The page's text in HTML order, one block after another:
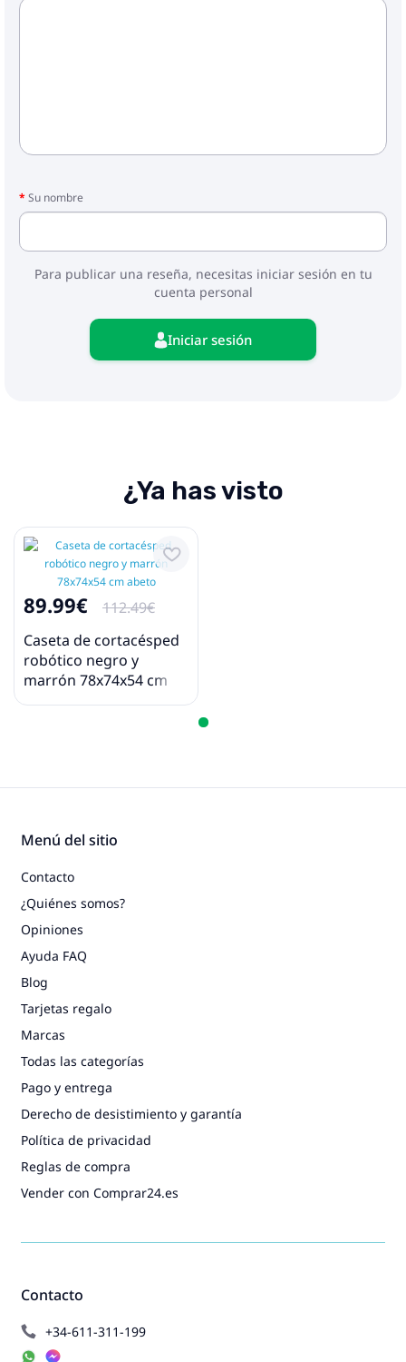
Su nombre
Para publicar una reseña, necesitas iniciar sesión en tu
cuenta personal
Iniciar sesión
¿Ya has visto
89.99€
112.49€
Caseta de cortacésped
robótico negro y
marrón 78x74x54 cm
abeto
Contacto
+34-611-311-199
Menú del sitio
Contacto
¿Quiénes somos?
Opiniones
Ayuda FAQ
Blog
Tarjetas regalo
Marcas
Todas las categorías
Pago y entrega
Derecho de desistimiento y garantía
Política de privacidad
Reglas de compra
Vender con Comprar24.es